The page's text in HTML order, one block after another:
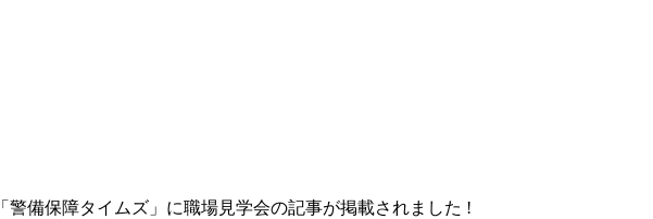
「警備保障タイムズ」に職場見学会の記事が掲載されました !